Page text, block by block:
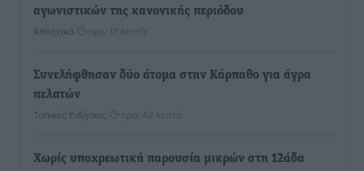
αγωνιστικών της κανονικής περιόδου
Αθλητικά πριν 17 λεπτά
Συνελήφθησαν δύο άτομα στην Κάρπαθο για άγρα
πελατών
Τοπικές Ειδήσεις πριν 42 λεπτά
Χωρίς υποχρεωτική παρουσία μικρών στη 12άδα